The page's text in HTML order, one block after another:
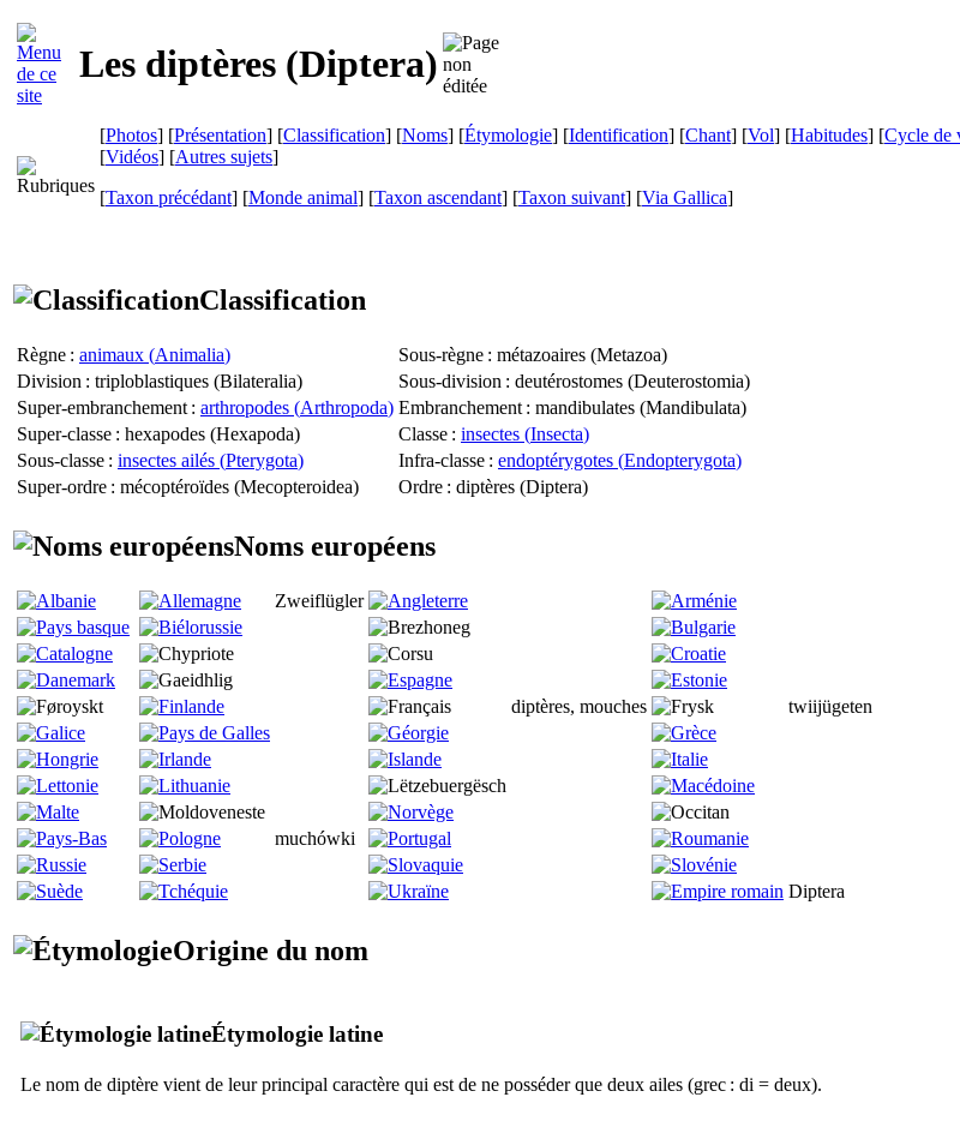
Les diptères (Diptera)
[Photos] [Présentation] [Classification] [Noms] [Étymologie] [Identification] [Chant] [Vol] [Habitudes] [Cycle de
[Vidéos] [Autres sujets]
[Taxon précédant] [Monde animal] [Taxon ascendant] [Taxon suivant] [Via Gallica]
Classification
Règne : animaux (Animalia) Sous-règne : métazoaires (Metazoa)
Division : triploblastiques (Bilateralia) Sous-division : deutérostomes (Deuterostomia)
Super-embranchement : arthropodes (Arthropoda) Embranchement : mandibulates (Mandibulata)
Super-classe : hexapodes (Hexapoda) Classe : insectes (Insecta)
Sous-classe : insectes ailés (Pterygota) Infra-classe : endoptérygotes (Endopterygota)
Super-ordre : mécoptéroïdes (Mecopteroidea) Ordre : diptères (Diptera)
Noms européens
Zweiflügler
diptères, mouches twiijügeten
muchówki
Diptera
Origine du nom
Étymologie latine
Le nom de diptère vient de leur principal caractère qui est de ne posséder que deux ailes (grec : di = deux).